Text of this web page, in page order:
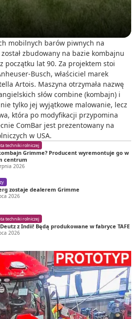
mobilnych barów piwnych na
zbudowany na bazie kombajnu
początku lat 90. Za projektem stoi
Busch, właściciel marek
Artois. Maszyna otrzymała nazwę
słów combine (kombajn) i
tylko jej wyjątkowe malowanie, lecz
która po modyfikacji przypomina
ComBar jest prezentowany na
w USA.
techniki rolniczej
Grimme? Producent wyremontuje go w
centrum
2026
zostaje dealerem Grimme
2026
techniki rolniczej
z Indii! Będą produkowane w fabryce TAFE
2026